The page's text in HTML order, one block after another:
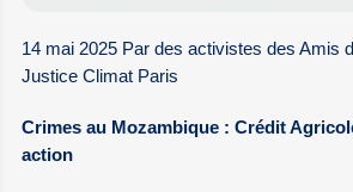
14 mai 2025 Par des activistes des Amis
Justice Climat Paris
Crimes au Mozambique : Crédit
action